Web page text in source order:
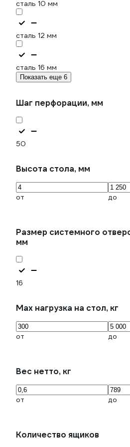
сталь 10 мм
сталь 12 мм
сталь 16 мм
Показать еще 6
Шаг перфорации, мм
50
Высота стола, мм
от до
Размер системного
мм
16
Max нагрузка на стол, кг
от до
Вес нетто, кг
от до
Количество ящиков